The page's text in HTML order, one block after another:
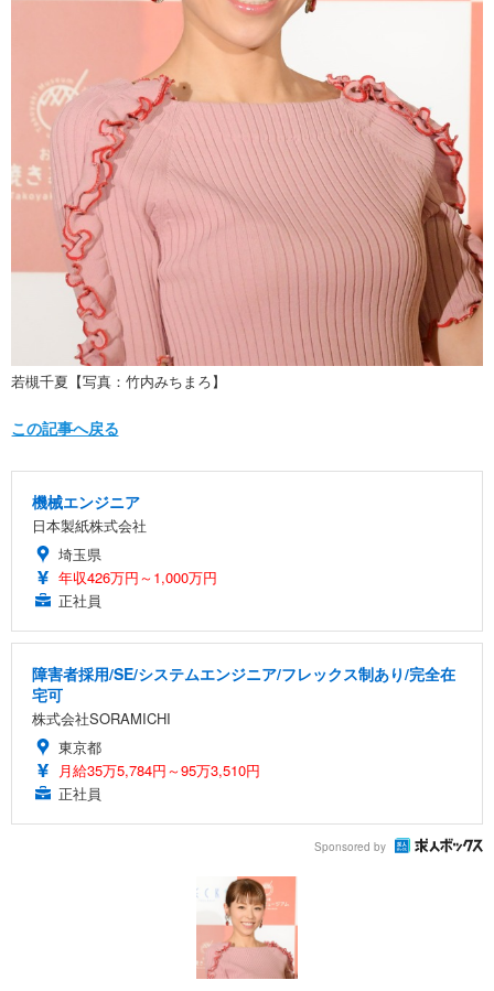
若槻千夏【写真：竹内みちまろ】
この記事へ戻る
機械エンジニア
日本製紙株式会社
埼玉県
年収426万円～1,000万円
正社員
障害者採用/SE/システムエンジニア/フレックス制あり/完全在
宅可
株式会社SORAMICHI
東京都
月給35万5,784円～95万3,510円
正社員
Sponsored by